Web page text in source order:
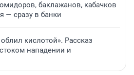
баклажанов, кабачков
— сразу в банки
кислотой». Рассказ
нападении и